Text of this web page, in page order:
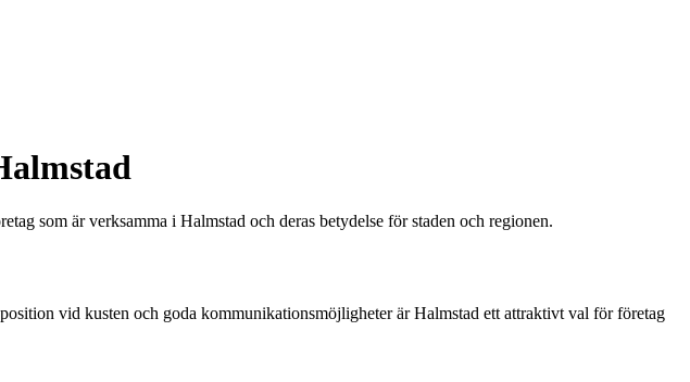
som är verksamma i Halmstad och deras betydelse för staden och regionen.
vid kusten och goda kommunikationsmöjligheter är Halmstad ett attraktivt val för företag